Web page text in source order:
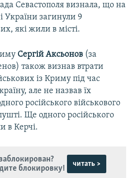
Севастополя визнала, що на
України загинули 9
які жили в місті.
Сергій Аксьонов (за
також визнав втрати
із Криму під час
але не назвав їх
російського військового
Ще одного російського
в Керчі.
блокировку!
читать >